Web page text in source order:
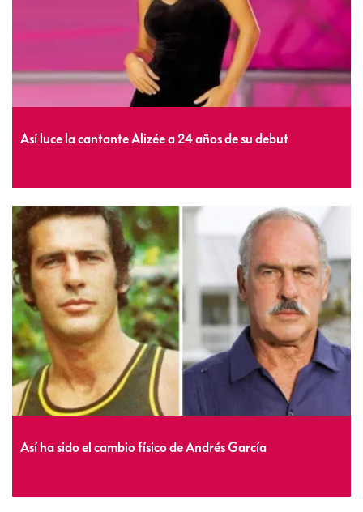
Así luce la cantante Alizée a 24 años de su debut
Así ha sido el cambio físico de Andrés García